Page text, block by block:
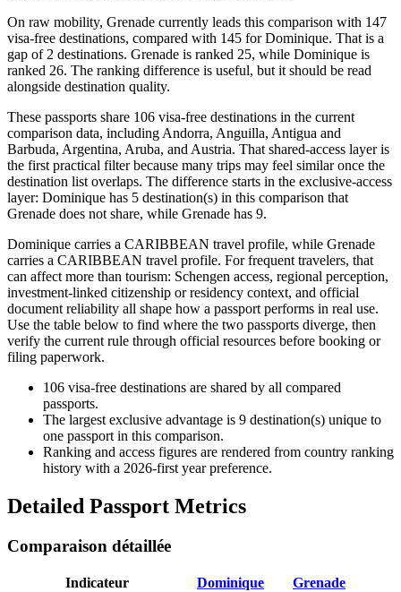
On raw mobility, Grenade currently leads this comparison with 147
visa-free destinations, compared with 145 for Dominique. That is a
gap of 2 destinations. Grenade is ranked 25, while Dominique is
ranked 26. The ranking difference is useful, but it should be read
alongside destination quality.
These passports share 106 visa-free destinations in the current
comparison data, including Andorra, Anguilla, Antigua and
Barbuda, Argentina, Aruba, and Austria. That shared-access layer is
the first practical filter because many trips may feel similar once the
destination list overlaps. The difference starts in the exclusive-access
layer: Dominique has 5 destination(s) in this comparison that
Grenade does not share, while Grenade has 9.
Dominique carries a CARIBBEAN travel profile, while Grenade
carries a CARIBBEAN travel profile. For frequent travelers, that
can affect more than tourism: Schengen access, regional perception,
investment-linked citizenship or residency context, and official
document reliability all shape how a passport performs in real use.
Use the table below to find where the two passports diverge, then
verify the current rule through official resources before booking or
filing paperwork.
106 visa-free destinations are shared by all compared
passports.
The largest exclusive advantage is 9 destination(s) unique to
one passport in this comparison.
Ranking and access figures are rendered from country ranking
history with a 2026-first year preference.
Detailed Passport Metrics
Comparaison détaillée
Indicateur Dominique
Grenade